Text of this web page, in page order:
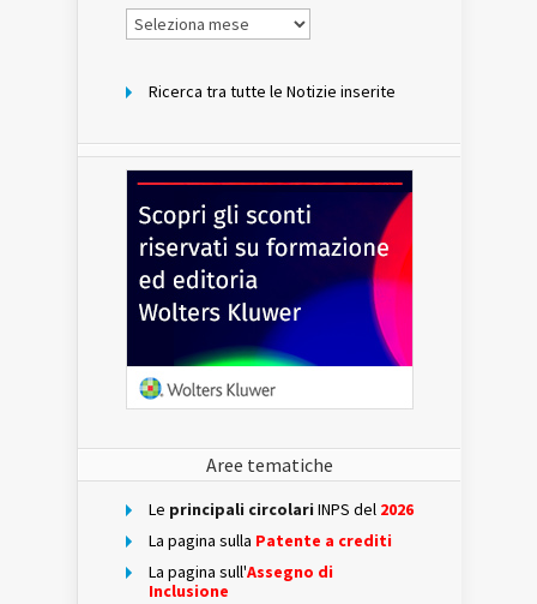
Notizie
per
Ricerca tra tutte le Notizie inserite
Aree tematiche
Le principali circolari INPS del 2026
La pagina sulla Patente a crediti
La pagina sull'Assegno di
Inclusione